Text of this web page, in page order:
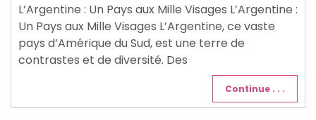
L’Argentine : Un Pays aux Mille Visages L’Argentine :
Un Pays aux Mille Visages L’Argentine, ce vaste
pays d’Amérique du Sud, est une terre de
contrastes et de diversité. Des
Continue . . .